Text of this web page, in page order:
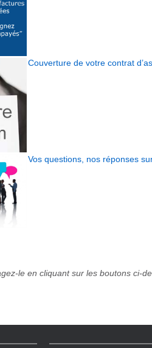
Couverture de votre contrat
Vos questions, nos réponses
le en cliquant sur les boutons ci-